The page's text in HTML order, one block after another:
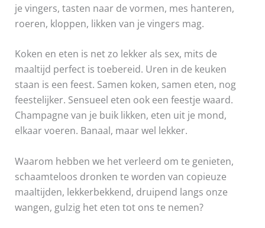
je vingers, tasten naar de vormen, mes hanteren,
roeren, kloppen, likken van je vingers mag.
Koken en eten is net zo lekker als sex, mits de
maaltijd perfect is toebereid. Uren in de keuken
staan is een feest. Samen koken, samen eten, nog
feestelijker. Sensueel eten ook een feestje waard.
Champagne van je buik likken, eten uit je mond,
elkaar voeren. Banaal, maar wel lekker.
Waarom hebben we het verleerd om te genieten,
schaamteloos dronken te worden van copieuze
maaltijden, lekkerbekkend, druipend langs onze
wangen, gulzig het eten tot ons te nemen?